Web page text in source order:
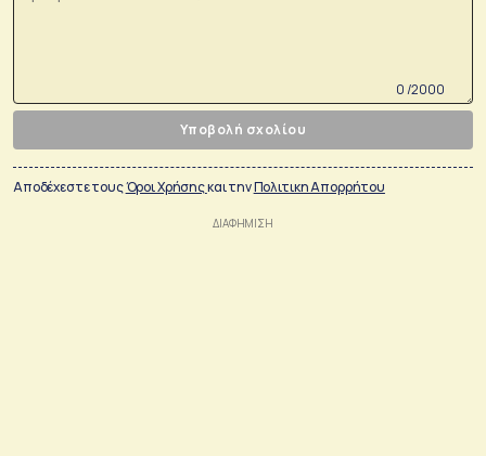
0 /2000
Υποβολή σχολίου
Αποδέχεστε τουςΌροι Χρήσηςκαι τηνΠολιτικη Απορρήτου